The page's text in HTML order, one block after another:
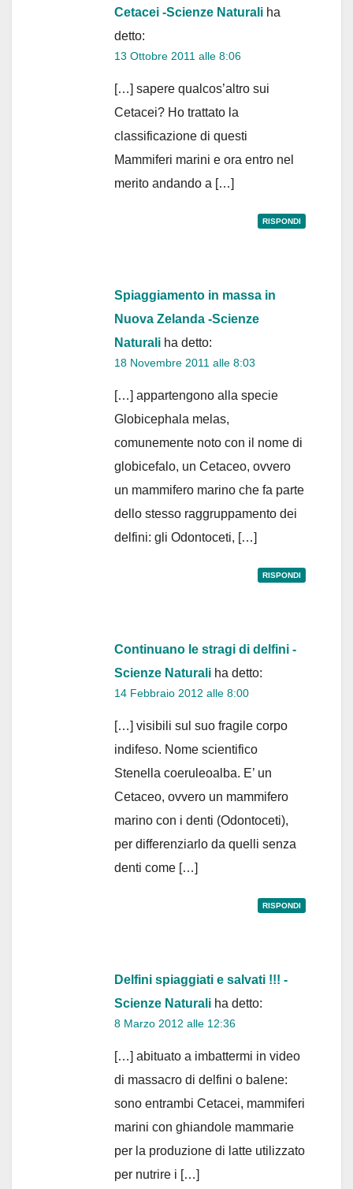
Cetacei -Scienze Naturali ha
detto:
13 Ottobre 2011 alle 8:06
[…] sapere qualcos’altro sui
Cetacei? Ho trattato la
classificazione di questi
Mammiferi marini e ora entro nel
merito andando a […]
RISPONDI
Spiaggiamento in massa in
Nuova Zelanda -Scienze
Naturali ha detto:
18 Novembre 2011 alle 8:03
[…] appartengono alla specie
Globicephala melas,
comunemente noto con il nome di
globicefalo, un Cetaceo, ovvero
un mammifero marino che fa parte
dello stesso raggruppamento dei
delfini: gli Odontoceti, […]
RISPONDI
Continuano le stragi di delfini -
Scienze Naturali ha detto:
14 Febbraio 2012 alle 8:00
[…] visibili sul suo fragile corpo
indifeso. Nome scientifico
Stenella coeruleoalba. E’ un
Cetaceo, ovvero un mammifero
marino con i denti (Odontoceti),
per differenziarlo da quelli senza
denti come […]
RISPONDI
Delfini spiaggiati e salvati !!! -
Scienze Naturali ha detto:
8 Marzo 2012 alle 12:36
[…] abituato a imbattermi in video
di massacro di delfini o balene:
sono entrambi Cetacei, mammiferi
marini con ghiandole mammarie
per la produzione di latte utilizzato
per nutrire i […]